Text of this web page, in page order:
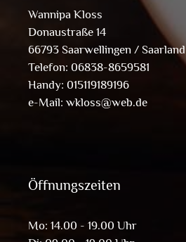
Wannipa Kloss
Donaustraße 14
66793 Saarwellingen / Saarland
Telefon: 06838-8659581
Handy: 015119189196
e-Mail: wkloss@web.de
Öffnungszeiten
Mo: 14.00 - 19.00 Uhr